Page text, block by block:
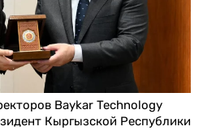
Baykar Technology
Кыргызской Республики